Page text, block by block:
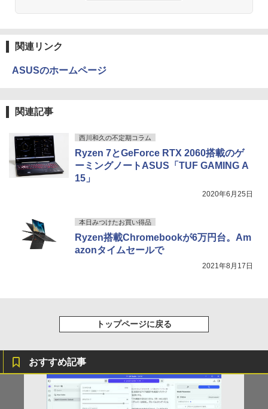
関連リンク
ASUSのホームページ
関連記事
西川和久の不定期コラム
Ryzen 7とGeForce RTX 2060搭載のゲ
ーミングノートASUS「TUF GAMING A
15」
2020年6月25日
本日みつけたお買い得品
Ryzen搭載Chromebookが6万円台。Am
azonタイムセールで
2021年8月17日
トップページに戻る
おすすめ記事